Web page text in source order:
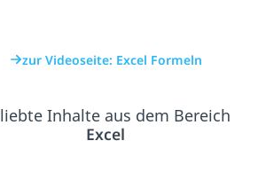
zur Videoseite: Excel Formeln
Inhalte aus dem Bereich
Excel